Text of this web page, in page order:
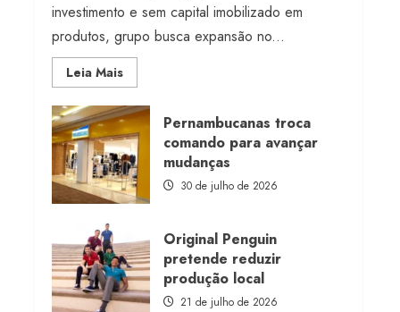
investimento e sem capital imobilizado em
produtos, grupo busca expansão no...
Leia MaisRead
more
Morena
Rosa
lança
franquia
com
estoque
consignado
Pernambucanas troca
comando para avançar
mudanças
30 de julho de 2026
Original Penguin
pretende reduzir
produção local
21 de julho de 2026